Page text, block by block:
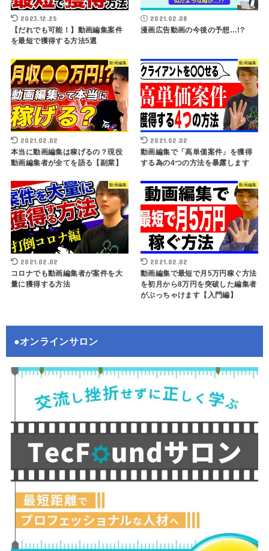
2023.12.25
【だれでも可能！】動画編集案件
を最短で獲得する方法5選
2021.02.08
漫画広告動画の今後の予想…!?
動画編集
2021.02.02
本当に動画編集は稼げるの？現役
動画編集者が全てを語る【副業】
動画編集
2021.02.02
動画編集で「高単価案件」を獲得
する為の4つの方法を暴露します
動画編集
2021.02.02
コロナでも動画編集者が案件を大
量に獲得する方法
動画編集
2021.02.02
動画編集で最短で月5万円稼ぐ方法
を初月から8万円を突破した編集者
がぶっちゃけます【入門編】
●オンラインサロン